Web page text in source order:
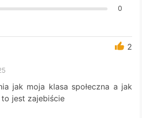
0
2
jak moja klasa społeczna a jak
jest zajebiście